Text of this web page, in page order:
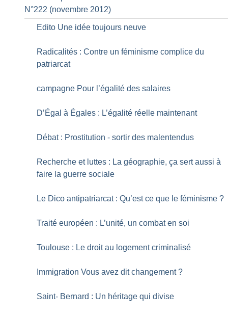
N°222 (novembre 2012)
Edito Une idée toujours neuve
Radicalités : Contre un féminisme complice du
patriarcat
campagne Pour l’égalité des salaires
D’Égal à Égales : L’égalité réelle maintenant
Débat : Prostitution - sortir des malentendus
Recherche et luttes : La géographie, ça sert aussi à
faire la guerre sociale
Le Dico antipatriarcat : Qu’est ce que le féminisme ?
Traité européen : L’unité, un combat en soi
Toulouse : Le droit au logement criminalisé
Immigration Vous avez dit changement ?
Saint- Bernard : Un héritage qui divise